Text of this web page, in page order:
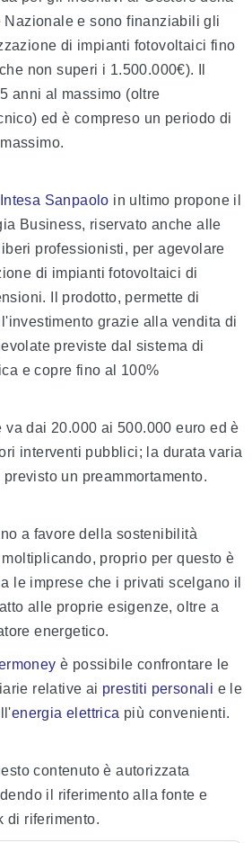
Nazionale e sono finanziabili gli
di impianti fotovoltaici fino
non superi i 1.500.000€). Il
anni al massimo (oltre
ed è compreso un periodo di
Intesa Sanpaolo in ultimo propone il
Business, riservato anche alle
liberi professionisti, per agevolare
di impianti fotovoltaici di
Il prodotto, permette di
grazie alla vendita di
previste dal sistema di
e copre fino al 100%
va dai 20.000 ai 500.000 euro ed è
interventi pubblici; la durata varia
un preammortamento.
a favore della sostenibilità
proprio per questo è
le imprese che i privati scelgano il
alle proprie esigenze, oltre a
energetico.
è possibile confrontare le
relative ai prestiti personali e le
energia elettrica più convenienti.
contenuto è autorizzata
il riferimento alla fonte e
di riferimento.